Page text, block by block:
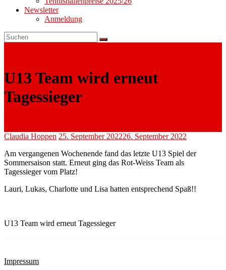
Newsletter
Anmeldung
U13 Team wird erneut
Tagessieger
Claudia Hoppen 25. September 202226. September 2022
Am vergangenen Wochenende fand das letzte U13 Spiel der
Sommersaison statt. Erneut ging das Rot-Weiss Team als
Tagessieger vom Platz!
Lauri, Lukas, Charlotte und Lisa hatten entsprechend Spaß!!
U13 Team wird erneut Tagessieger
Impressum